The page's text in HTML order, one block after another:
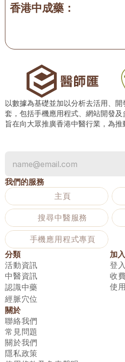
香港中成藥：
以數據為基礎並加以分析去活用、
套，包括手機應用程式、網站開發及
旨在向大眾推廣香港中醫行業，為推
我們的服務
主頁
搜尋中醫服務
手機應用程式專頁
分類
活動資訊
中醫資訊
認識中藥
經脈穴位
加
登
收
使
關於
聯絡我們
常見問題
關於我們
隱私政策